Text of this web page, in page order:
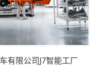
有限公司J7智能工厂